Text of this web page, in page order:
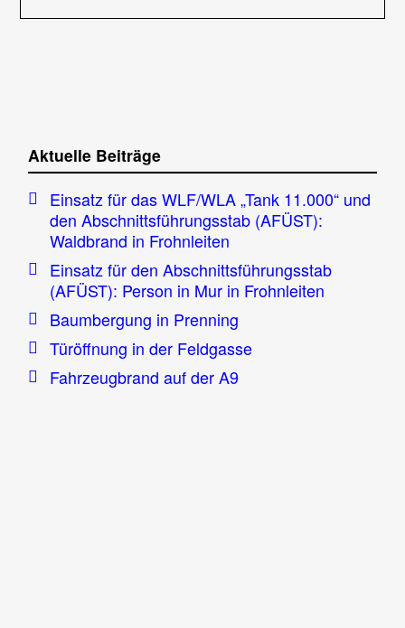
Aktuelle Beiträge
Einsatz für das WLF/WLA „Tank 11.000“ und
den Abschnittsführungsstab (AFÜST):
Waldbrand in Frohnleiten
Einsatz für den Abschnittsführungsstab
(AFÜST): Person in Mur in Frohnleiten
Baumbergung in Prenning
Türöffnung in der Feldgasse
Fahrzeugbrand auf der A9